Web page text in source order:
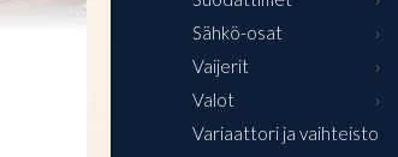
Sähkö-osat
Vaijerit
Valot
Variaattori ja vaihteisto